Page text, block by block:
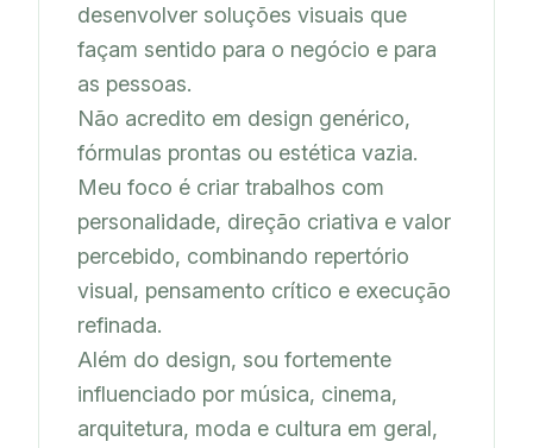
desenvolver soluções visuais que
façam sentido para o negócio e para
as pessoas.
Não acredito em design genérico,
fórmulas prontas ou estética vazia.
Meu foco é criar trabalhos com
personalidade, direção criativa e valor
percebido, combinando repertório
visual, pensamento crítico e execução
refinada.
Além do design, sou fortemente
influenciado por música, cinema,
arquitetura, moda e cultura em geral,